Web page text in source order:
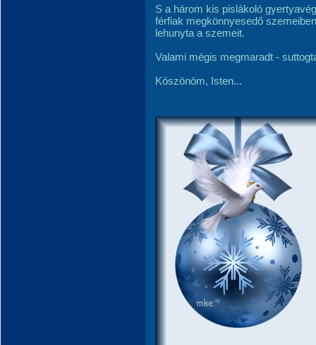
S a három kis pislákoló
férfiak megkönnyesedő
lehunyta a szemeit.
Valami mégis megmaradt -
Köszönöm, Isten...